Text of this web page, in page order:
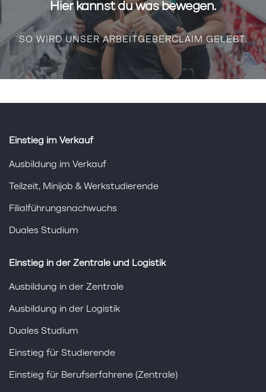
Hier kannst du was bewegen.
SO WIRD UNSER ARBEITGEBERCLAIM GELEBT.
Einstieg im Verkauf
Ausbildung im Verkauf
Teilzeit, Minijob & Werkstudierende
Filialführungsnachwuchs
Duales Studium
Einstieg in der Zentrale und Logistik
Ausbildung in der Zentrale
Ausbildung in der Logistik
Duales Studium
Einstieg für Studierende
Einstieg für Berufserfahrene (Zentrale)